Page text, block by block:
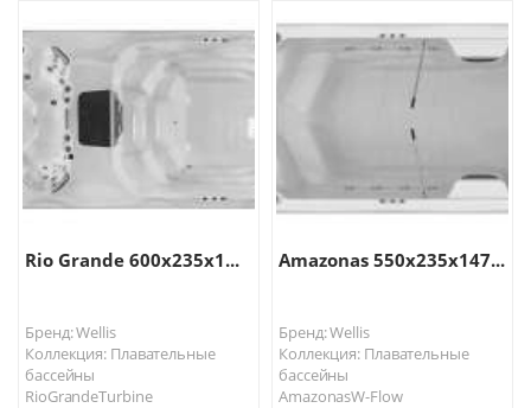
В КОРЗИНУ В КОРЗИНУ
Rio Grande 600х235х1...
Бренд: Wellis
Коллекция: Плавательные
бассейны
RioGrandeTurbine
Amazonas 550х235х147...
Бренд: Wellis
Коллекция: Плавательные
бассейны
AmazonasW-Flow